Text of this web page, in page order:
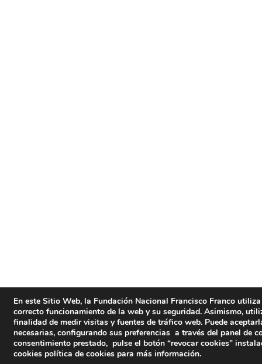
En este Sitio Web, la Fundación Nacional Francisco Franco
correcto funcionamiento de la web y su seguridad. Asimismo,
finalidad de medir visitas y fuentes de tráfico web. Puede
necesarias, configurando sus preferencias a través del panel de
consentimiento prestado, pulse el botón “revocar cookies”
cookies política de cookies para más información.